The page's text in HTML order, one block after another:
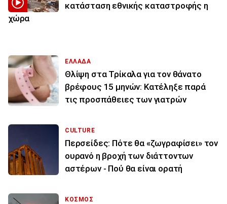
κατάσταση εθνικής καταστροφής η
χώρα
ΕΛΛΑΔΑ
Θλίψη στα Τρίκαλα για τον θάνατο
βρέφους 15 μηνών: Κατέληξε παρά
τις προσπάθειες των γιατρών
CULTURE
Περσείδες: Πότε θα «ζωγραφίσει» τον
ουρανό η βροχή των διάττοντων
αστέρων - Πού θα είναι ορατή
ΚΟΣΜΟΣ